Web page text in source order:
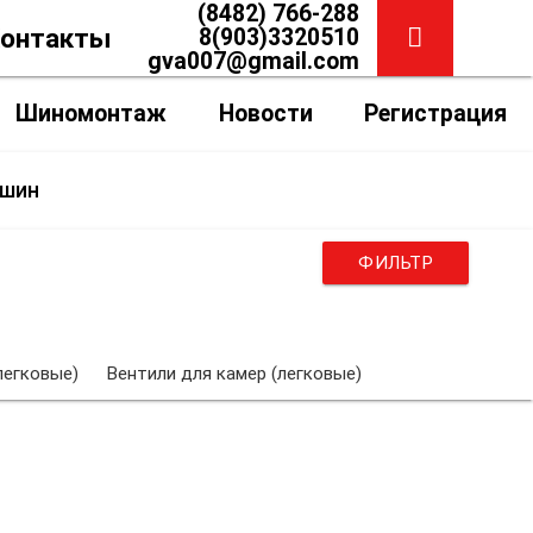
(8482) 766-288
8(903)3320510
gva007@gmail.com
Шиномонтаж Новости Регистрация
ФИЛЬТР
Вентили для камер (легковые)